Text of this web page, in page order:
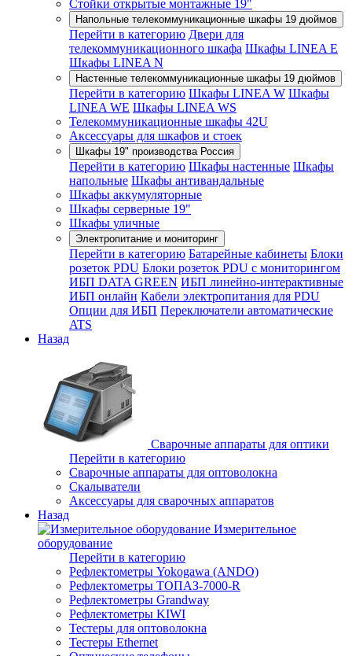
Стойки открытые монтажные 19"
Напольные телекоммуникационные шкафы 19 дюймов
Перейти в категорию Двери для
телекоммуникационного шкафа Шкафы LINEA E
Шкафы LINEA N
Настенные телекоммуникационные шкафы 19 дюймов
Перейти в категорию Шкафы LINEA W Шкафы
LINEA WE Шкафы LINEA WS
Телекоммуникационные шкафы 42U
Аксессуары для шкафов и стоек
Шкафы 19" производства Россия
Перейти в категорию Шкафы настенные Шкафы
напольные Шкафы антивандальные
Шкафы аккумуляторные
Шкафы серверные 19"
Шкафы уличные
Электропитание и мониторинг
Перейти в категорию Батарейные кабинеты Блоки
розеток PDU Блоки розеток PDU с мониторингом
ИБП DATA GREEN ИБП линейно-интерактивные
ИБП онлайн Кабели электропитания для PDU
Опции для ИБП Переключатели автоматические
ATS
Назад
Сварочные аппараты для оптики
Перейти в категорию
Сварочные аппараты для оптоволокна
Скалыватели
Аксессуары для сварочных аппаратов
Назад
Измерительное
оборудование
Перейти в категорию
Рефлектометры Yokogawa (ANDO)
Рефлектометры ТОПАЗ-7000-R
Рефлектометры Grandway
Рефлектометры KIWI
Тестеры для оптоволокна
Тестеры Ethernet